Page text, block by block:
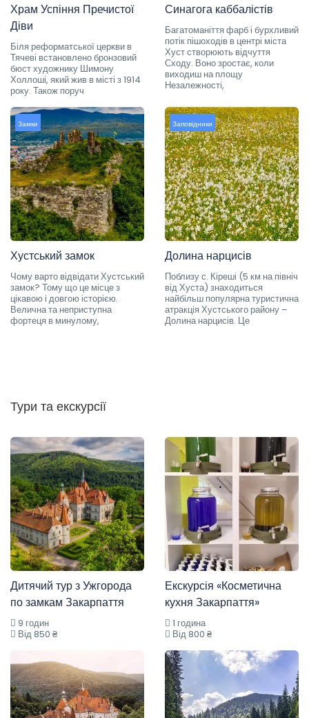
Храм Успіння Пречистої
Діви
Біля реформатської церкви в
Тячеві встановлено бронзовий
бюст художнику Шимону
Холлоші, який жив в місті з 1914
року. Також поруч
Синагога каббалістів
Багатоманіття фарб і бурхливий
потік пішоходів в центрі міста
Хуст створюють відчуття
Сходу. Воно зростає, коли
виходиш на площу
Незалежності,
Замки
Хустський замок
Чому варто відвідати Хустський
замок? Тому що це місце з
цікавою і довгою історією.
Велична та неприступна
фортеця в минулому,
Заповідники
Долина нарцисів
Поблизу с. Кіреші (5 км на північ
від Хуста) знаходиться
найбільш популярна туристична
атракція Хустського району –
Долина нарцисів. Це
Тури та екскурсії
Дитячий тур з Ужгорода
по замкам Закарпаття
9 годин
Від 850 ₴
Екскурсія «Косметична
кухня Закарпаття»
1 година
Від 800 ₴